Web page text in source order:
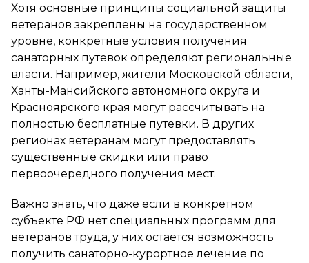
Хотя основные принципы социальной защиты
ветеранов закреплены на государственном
уровне, конкретные условия получения
санаторных путевок определяют региональные
власти. Например, жители Московской области,
Ханты-Мансийского автономного округа и
Красноярского края могут рассчитывать на
полностью бесплатные путевки. В других
регионах ветеранам могут предоставлять
существенные скидки или право
первоочередного получения мест.
Важно знать, что даже если в конкретном
субъекте РФ нет специальных программ для
ветеранов труда, у них остается возможность
получить санаторно-курортное лечение по